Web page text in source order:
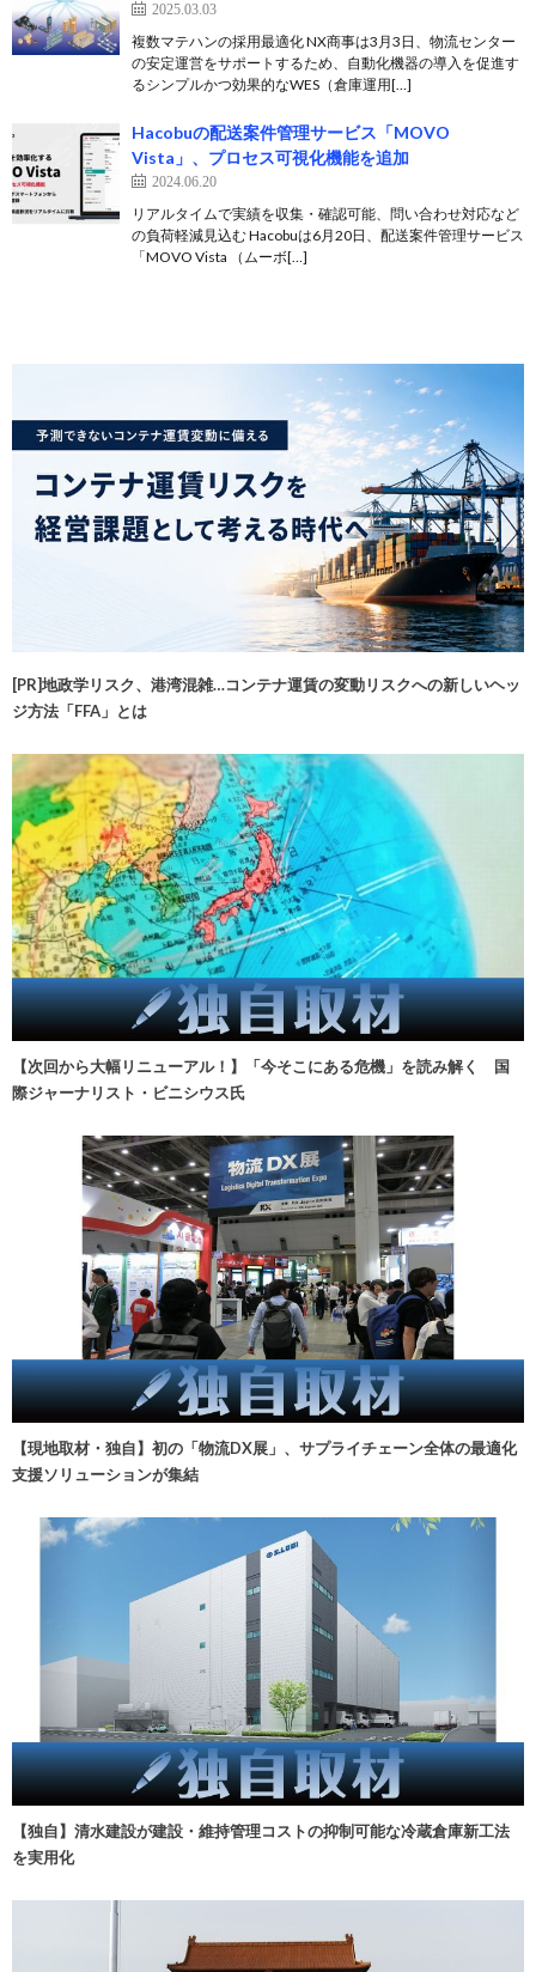
2025.03.03
複数マテハンの採用最適化 NX商事は3月3日、物流センター
の安定運営をサポートするため、自動化機器の導入を促進す
るシンプルかつ効果的なWES（倉庫運用[…]
Hacobuの配送案件管理サービス「MOVO
Vista」、プロセス可視化機能を追加
2024.06.20
リアルタイムで実績を収集・確認可能、問い合わせ対応など
の負荷軽減見込む Hacobuは6月20日、配送案件管理サービス
「MOVO Vista （ムーボ[…]
[PR]地政学リスク、港湾混雑…コンテナ運賃の変動リスクへの新しいヘッ
ジ方法「FFA」とは
【次回から大幅リニューアル！】「今そこにある危機」を読み解く 国
際ジャーナリスト・ビニシウス氏
【現地取材・独自】初の「物流DX展」、サプライチェーン全体の最適化
支援ソリューションが集結
【独自】清水建設が建設・維持管理コストの抑制可能な冷蔵倉庫新工法
を実用化